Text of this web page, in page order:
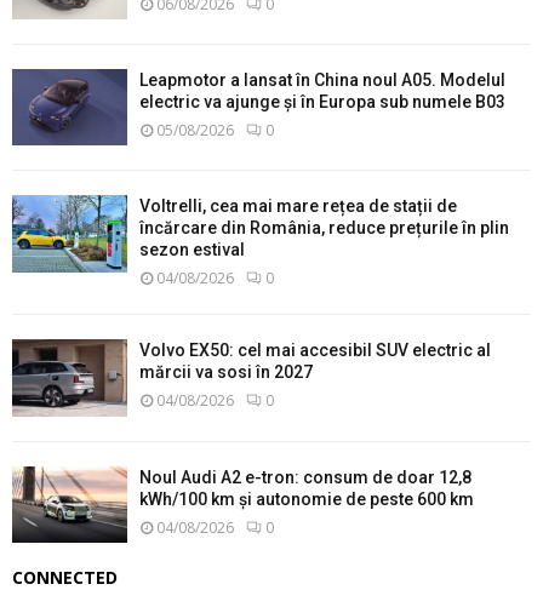
Leapmotor a lansat în China noul A05. Modelul
electric va ajunge și în Europa sub numele B03
05/08/2026 0
Voltrelli, cea mai mare rețea de stații de
încărcare din România, reduce prețurile în plin
sezon estival
04/08/2026 0
Volvo EX50: cel mai accesibil SUV electric al
mărcii va sosi în 2027
04/08/2026 0
Noul Audi A2 e-tron: consum de doar 12,8
kWh/100 km și autonomie de peste 600 km
04/08/2026 0
CONNECTED